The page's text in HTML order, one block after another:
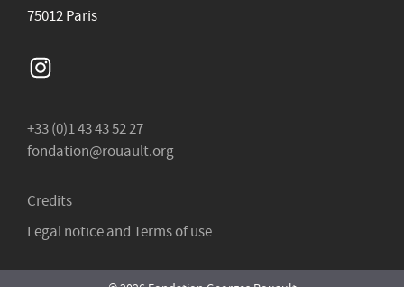
75012 Paris
Instagram
+33 (0)1 43 43 52 27
fondation@rouault.org
Credits
Legal notice and Terms of use